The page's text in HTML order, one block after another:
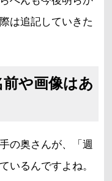
は追記していきた
や画像はあ
の奥さんが、「週
いるんですよね。